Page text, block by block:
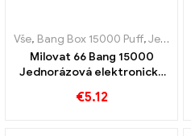
Vše, Bang Box 15000 Puff,Jednorázové e-cigarety Švédsko
Milovat 66 Bang 15000
Jednorázová elektronická
kombinace svěžích chutí
€5.12